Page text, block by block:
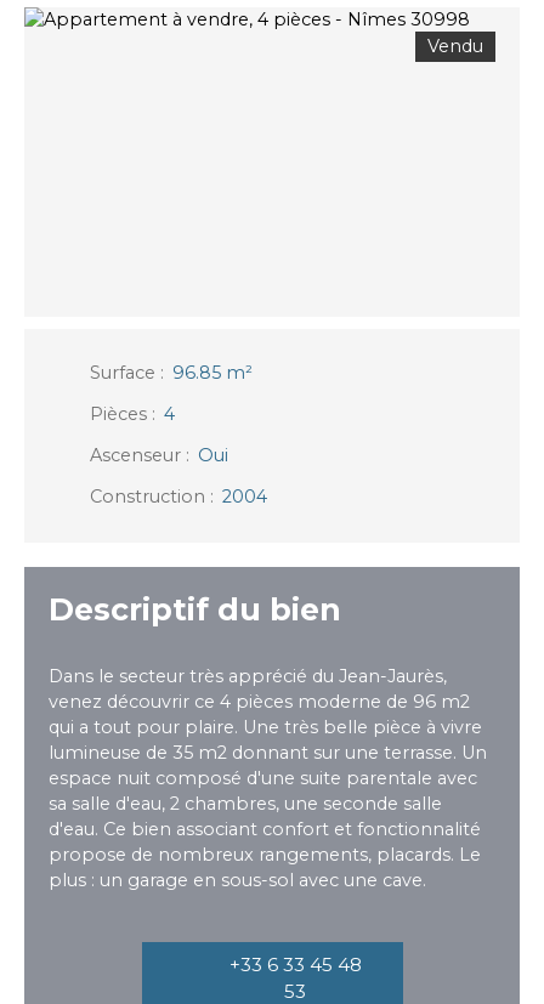
Vendu
Surface : 96.85 m²
Pièces : 4
Ascenseur : Oui
Construction : 2004
Descriptif du bien
Dans le secteur très apprécié du Jean-Jaurès,
venez découvrir ce 4 pièces moderne de 96 m2
qui a tout pour plaire. Une très belle pièce à vivre
lumineuse de 35 m2 donnant sur une terrasse. Un
espace nuit composé d'une suite parentale avec
sa salle d'eau, 2 chambres, une seconde salle
d'eau. Ce bien associant confort et fonctionnalité
propose de nombreux rangements, placards. Le
plus : un garage en sous-sol avec une cave.
+33 6 33 45 48
53